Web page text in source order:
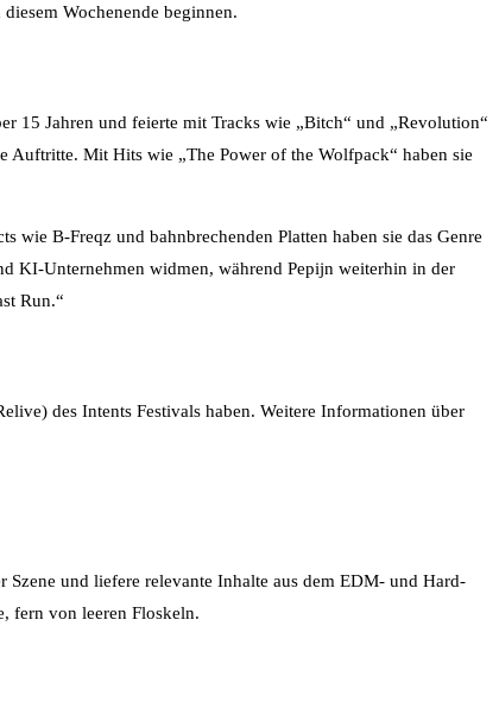
Wochenende beginnen.
15 Jahren und feierte mit Tracks wie „Bitch“ und „Revolution“
Mit Hits wie „The Power of the Wolfpack“ haben sie
B-Freqz und bahnbrechenden Platten haben sie das Genre
KI-Unternehmen widmen, während Pepijn weiterhin in der
Run.“
des Intents Festivals haben. Weitere Informationen über
und liefere relevante Inhalte aus dem EDM- und Hard-
fern von leeren Floskeln.